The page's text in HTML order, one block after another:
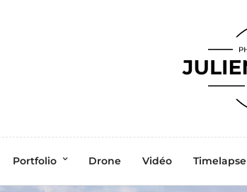
Portfolio Drone Vidéo Timelapse